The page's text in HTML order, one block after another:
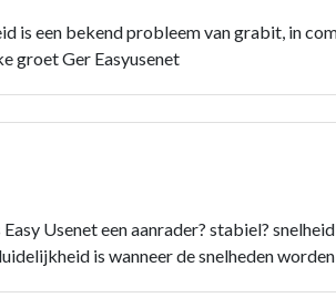
is een bekend probleem van grabit, in
groet Ger Easyusenet
Usenet een aanrader? stabiel?
is wanneer de snelheden